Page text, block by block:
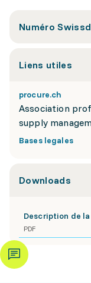
Numéro
Liens utiles
procure.ch
Association
supply
Bases legales
Downloads
Description de
PDF